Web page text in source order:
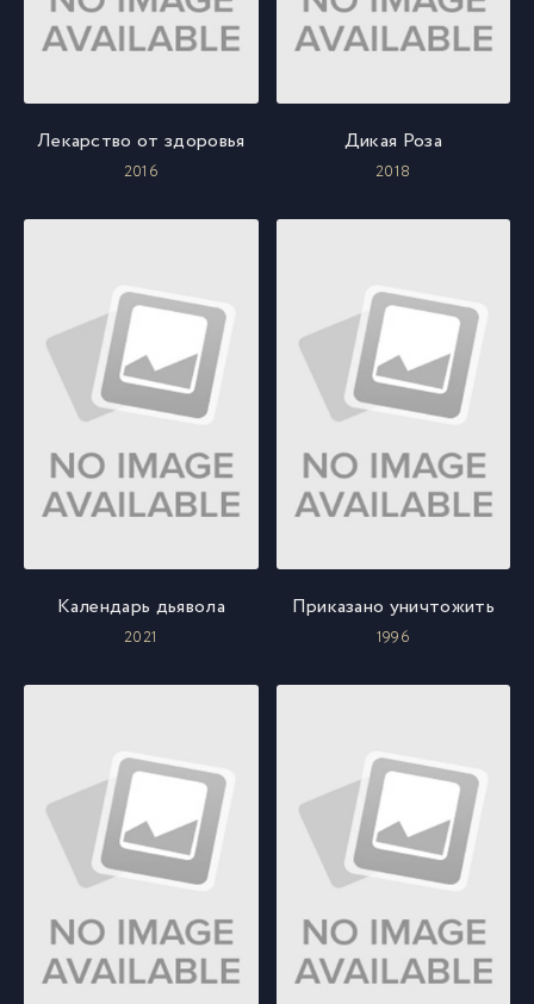
Лекарство от здоровья
2016
Дикая Роза
2018
Календарь дьявола
2021
Приказано уничтожить
1996